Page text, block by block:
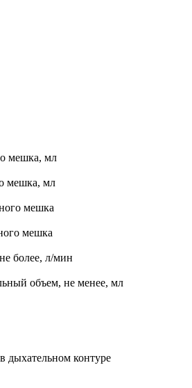
мешка, мл
мешка, мл
мешка
мешка
более, л/мин
объем, не менее, мл
дыхательном контуре